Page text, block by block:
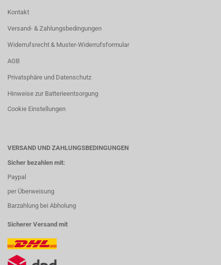
Kontakt
Versand- & Zahlungsbedingungen
Widerrufsrecht & Muster-Widerrufsformular
AGB
Privatsphäre und Datenschutz
Hinweise zur Batterieentsorgung
Cookie Einstellungen
VERSAND UND ZAHLUNGSBEDINGUNGEN
Sicher bezahlen mit:
Paypal
per Überweisung
Barzahlung bei Abholung
Sicherer Versand mit